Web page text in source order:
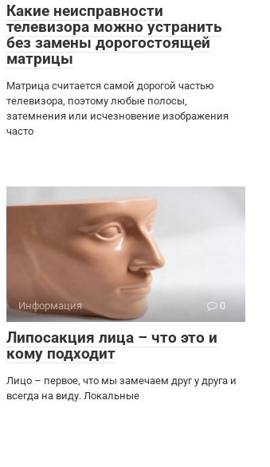
Какие неисправности
телевизора можно устранить
без замены дорогостоящей
матрицы
Матрица считается самой дорогой частью
телевизора, поэтому любые полосы,
затемнения или исчезновение изображения
часто
Информация 0
Липосакция лица – что это и
кому подходит
Лицо – первое, что мы замечаем друг у друга и
всегда на виду. Локальные